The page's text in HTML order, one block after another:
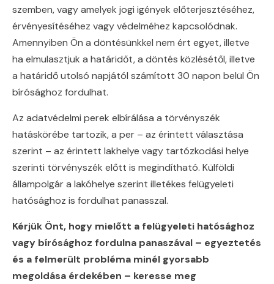
szemben, vagy amelyek jogi igények előterjesztéséhez,
érvényesítéséhez vagy védelméhez kapcsolódnak.
Amennyiben Ön a döntésünkkel nem ért egyet, illetve
ha elmulasztjuk a határidőt, a döntés közlésétől, illetve
a határidő utolsó napjától számított 30 napon belül Ön
bírósághoz fordulhat.
Az adatvédelmi perek elbírálása a törvényszék
hatáskörébe tartozik, a per – az érintett választása
szerint – az érintett lakhelye vagy tartózkodási helye
szerinti törvényszék előtt is megindítható. Külföldi
állampolgár a lakóhelye szerint illetékes felügyeleti
hatósághoz is fordulhat panasszal.
Kérjük Önt, hogy mielőtt a felügyeleti hatósághoz
vagy bírósághoz fordulna panaszával – egyeztetés
és a felmerült probléma minél gyorsabb
megoldása érdekében – keresse meg